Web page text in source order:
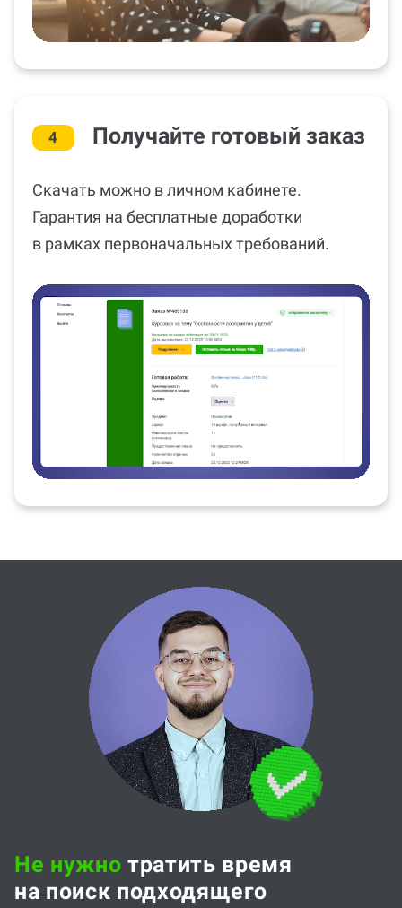
4 Получайте готовый заказ
Скачать можно в личном кабинете.
Гарантия на бесплатные доработки
в рамках первоначальных требований.
Не нужно тратить время
на поиск подходящего